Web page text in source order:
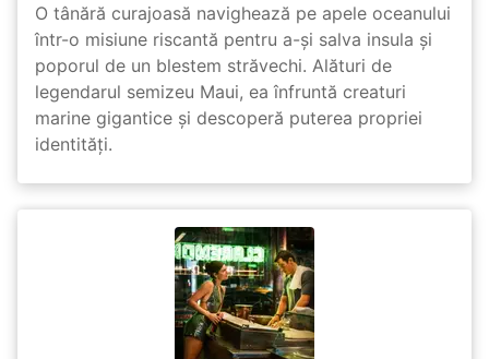
O tânără curajoasă navighează pe apele oceanului
într-o misiune riscantă pentru a-și salva insula și
poporul de un blestem străvechi. Alături de
legendarul semizeu Maui, ea înfruntă creaturi
marine gigantice și descoperă puterea propriei
identități.